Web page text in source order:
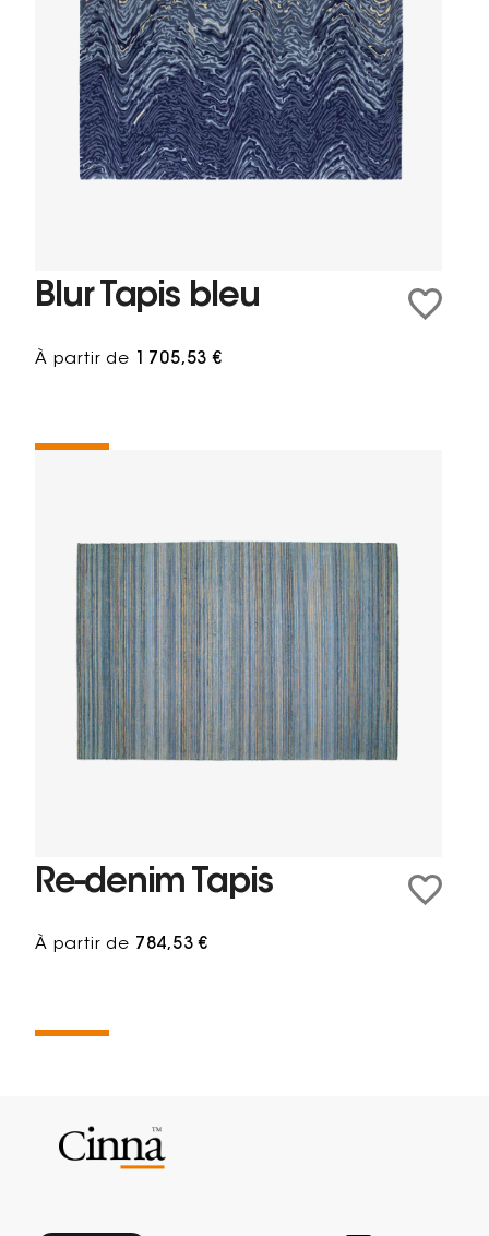
Blur Tapis bleu
À partir de 1 705,53 €
Re-denim Tapis
À partir de 784,53 €